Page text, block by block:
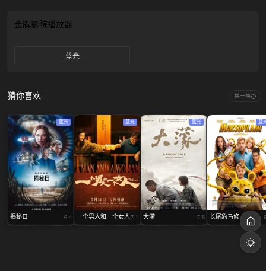
金牌影院播放器
蓝光
猜你喜欢 换一换
蓝光
揭秘日 6.4
蓝光
一个男人和一个女人7.1
蓝光
大濛 7.8
蓝
长尾豹马修